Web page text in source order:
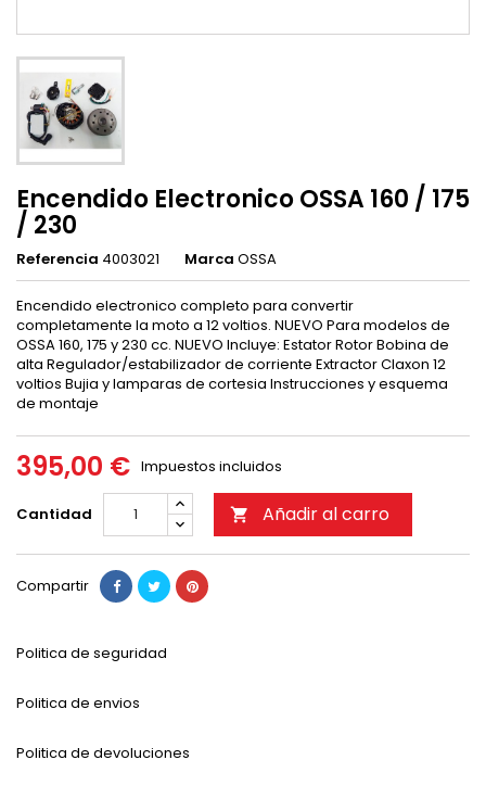
Encendido Electronico OSSA 160 / 175
/ 230
Referencia 4003021 Marca OSSA
Encendido electronico completo para convertir
completamente la moto a 12 voltios. NUEVO Para modelos de
OSSA 160, 175 y 230 cc. NUEVO Incluye: Estator Rotor Bobina de
alta Regulador/estabilizador de corriente Extractor Claxon 12
voltios Bujia y lamparas de cortesia Instrucciones y esquema
de montaje
395,00 € Impuestos incluidos
Cantidad  Añadir al carro
Compartir
Politica de seguridad
Politica de envios
Politica de devoluciones